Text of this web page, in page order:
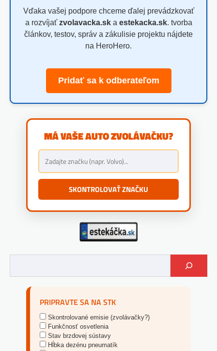
Vďaka vašej podpore chceme ďalej prevádzkovať
a rozvíjať zvolavacka.ska estekacka.sk. tvorba
článkov, testov, správ a zákulisie projektu nájdete
na HeroHero.
Pridať sa k odberateľom
MÁ VAŠE AUTO ZVOLÁVAČKU?
SKONTROLOVAŤ ZNAČKU
PRIPRAVTE SA NA STK
Skontrolované emisie (zvolávačky?)
Funkčnosť osvetlenia
Stav brzdovej sústavy
Hĺbka dezénu pneumatík